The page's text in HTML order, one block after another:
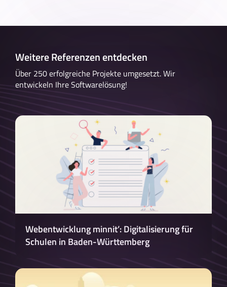
Weitere Referenzen entdecken
Über 250 erfolgreiche Projekte umgesetzt. Wir
entwickeln Ihre Softwarelösung!
Webentwicklung minnit’: Digitalisierung für
Schulen in Baden-Württemberg